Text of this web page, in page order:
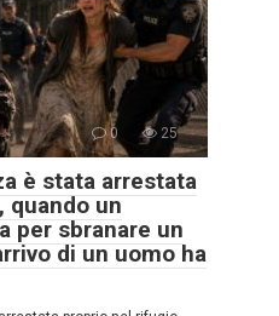
0 25
è stata arrestata
quando un
per sbranare un
di un uomo ha